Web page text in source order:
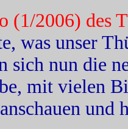
(1/2006) des
was unser
sich nun die
mit vielen
und